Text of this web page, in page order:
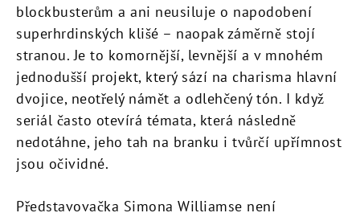
blockbusterům a ani neusiluje o napodobení
superhrdinských klišé – naopak záměrně stojí
stranou. Je to komornější, levnější a v mnohém
jednodušší projekt, který sází na charisma hlavní
dvojice, neotřelý námět a odlehčený tón. I když
seriál často otevírá témata, která následně
nedotáhne, jeho tah na branku i tvůrčí upřímnost
jsou očividné.
Představovačka Simona Williamse není